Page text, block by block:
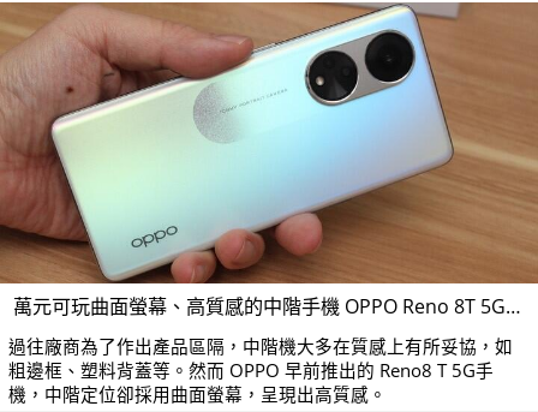
萬元可玩曲面螢幕、高質感的中階手機 OPPO Reno 8T 5G 試玩
過往廠商為了作出產品區隔，中階機大多在質感上有所妥協，如
粗邊框、塑料背蓋等。然而 OPPO 早前推出的 Reno8 T 5G手
機，中階定位卻採用曲面螢幕，呈現出高質感。